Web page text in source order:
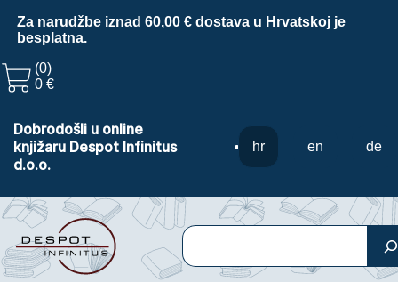
Za narudžbe iznad 60,00 € dostava u Hrvatskoj je
besplatna.
(0)
0 €
Dobrodošli u online
knjižaru Despot Infinitus
d.o.o.
hr en de
Pretraga